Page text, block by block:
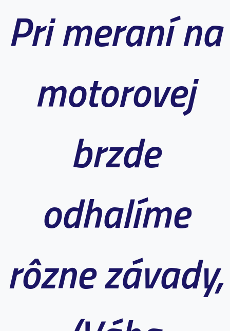
Pri meraní na
motorovej
brzde
odhalíme
rôzne závady,